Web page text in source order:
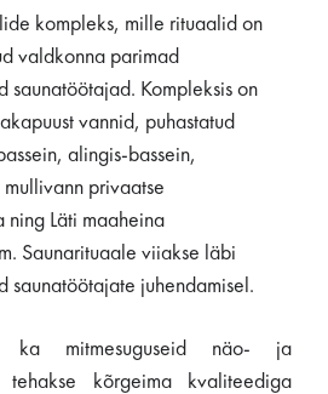
kompleks, mille rituaalid on
valdkonna parimad
saunatöötajad. Kompleksis on
vannid, puhastatud
alingis-bassein,
mullivann privaatse
ning Läti maaheina
Saunarituaale viiakse läbi
saunatöötajate juhendamisel.
ka mitmesuguseid näo- ja
tehakse kõrgeima kvaliteediga